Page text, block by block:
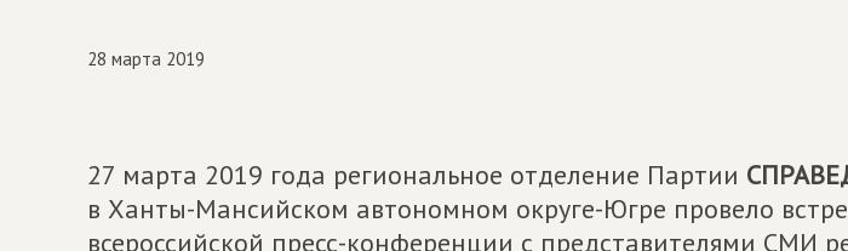
28 марта 2019
27 марта 2019 года региональное отделение Партии
в Ханты-Мансийском автономном округе-Югре провело
всероссийской пресс-конференции с представителями СМИ